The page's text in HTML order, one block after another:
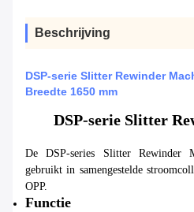
Beschrijving
DSP-serie Slitter Rewinder
Breedte 1650 mm
DSP-serie Slitter
De DSP-series Slitter Rewinder
gebruikt in samengestelde
OPP.
Functie